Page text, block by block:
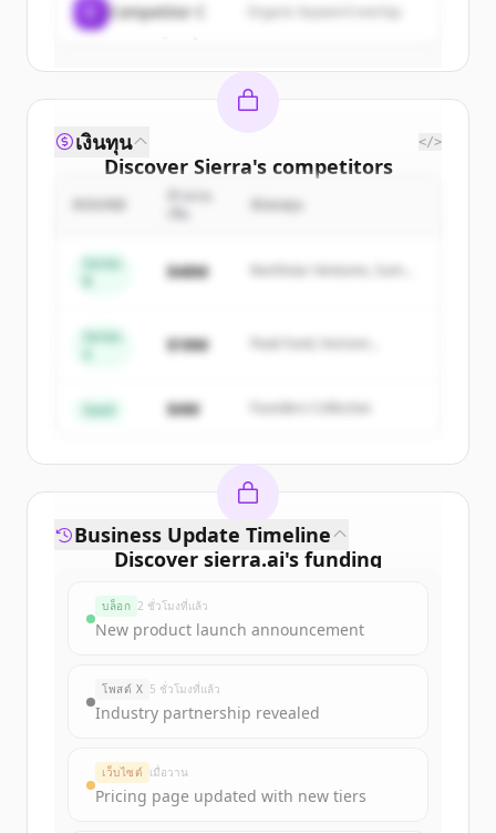
มีบัญชีอยู่แล้วใช่ไหม
Competitor C Organic keyword overlap
Discover Sierra's competitors
Sign up for free to view all
New accounts include trial credits to
get started.
Create Free Account
เงินทุน </>
นักลงทุน
Series
$48M
Northstar Ventures, Summit
Series
$18M
Peak Fund, Horizon
Seed $4M Founders Collective
Discover sierra.ai's funding
Sign up for free to view allfunding
New accounts include trial credits to
get started.
Create Free Account
Business Update Timeline
บล็อก 2 ชั่วโมงที่แล้ว
New product launch announcement
โพสต์ X 5 ชั่วโมงที่แล้ว
Industry partnership revealed
เว็บไซต์ เมื่อวาน
Pricing page updated with new tiers